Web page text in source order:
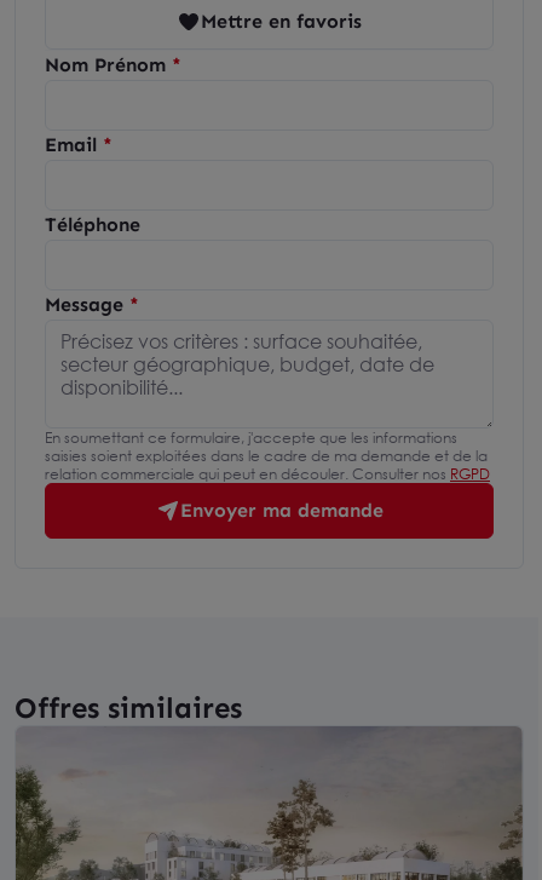
Mettre en favoris
Nom Prénom
Email
Téléphone
Message
En soumettant ce formulaire, j'accepte que les informations
saisies soient exploitées dans le cadre de ma demande et de la
relation commerciale qui peut en découler. Consulter nos RGPD
Envoyer ma demande
Offres similaires